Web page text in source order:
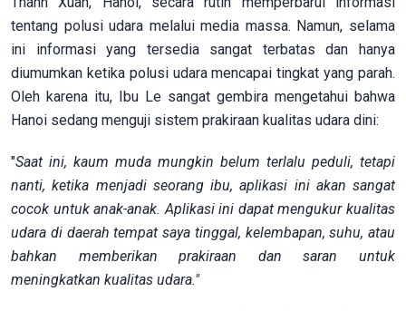
tentang polusi udara melalui media massa. Namun, selama
ini informasi yang tersedia sangat terbatas dan hanya
diumumkan ketika polusi udara mencapai tingkat yang parah.
Oleh karena itu, Ibu Le sangat gembira mengetahui bahwa
Hanoi sedang menguji sistem prakiraan kualitas udara dini:
"Saat ini, kaum muda mungkin belum terlalu peduli, tetapi
nanti, ketika menjadi seorang ibu, aplikasi ini akan sangat
cocok untuk anak-anak. Aplikasi ini dapat mengukur kualitas
udara di daerah tempat saya tinggal, kelembapan, suhu, atau
bahkan memberikan prakiraan dan saran untuk
meningkatkan kualitas udara."